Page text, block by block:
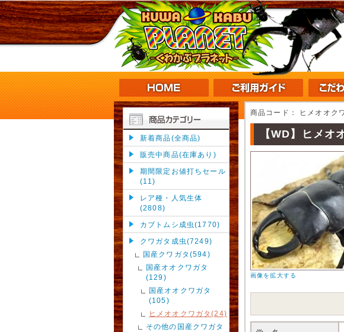
新着商品(全商品)
販売中商品(在庫あり)
期間限定お値打ちセール
(11)
レア種・人気生体
(2808)
カブトムシ成虫(1770)
クワガタ成虫(7249)
国産クワガタ(594)
国産オオクワガタ
(129)
国産オオクワガタ
(105)
ヒメオオクワガタ(24)
その他の国産クワガタ
商品コード： ヒメオオク
【WD】ヒメオ
画像を拡大する